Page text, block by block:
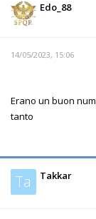
Edo_88
14/05/2023, 15:06
Erano un buon
tanto
Ta Takkar